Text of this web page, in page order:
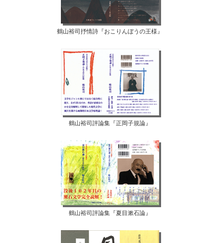
鶴山裕司抒情詩『おこりんぼうの王様』
鶴山裕司評論集『正岡子規論』
鶴山裕司評論集『夏目漱石論』